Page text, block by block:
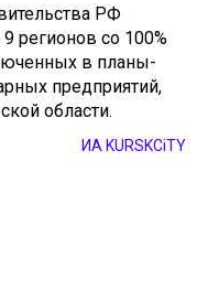
РФ
регионов со 100%
в планы-
предприятий,
области.
ИА KURSKCiTY